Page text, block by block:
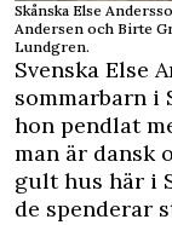
Skånska Else
Andersen och Birte
Lundgren.
Svenska Else
sommarbarn i
hon pendlat
man är dansk
gult hus här i
de spenderar